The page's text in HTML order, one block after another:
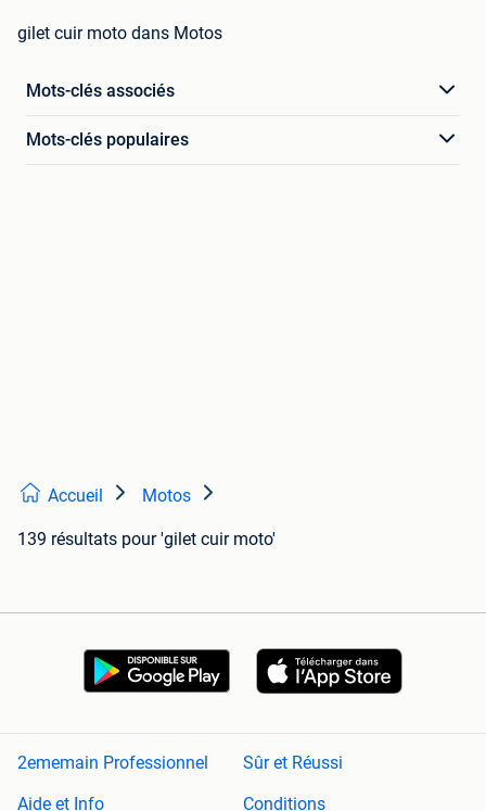
gilet cuir moto dans Motos
Mots-clés associés
Mots-clés populaires
Accueil Motos
139 résultats pour 'gilet cuir moto'
2ememain Professionnel
Sûr et Réussi
Aide et Info
Conditions